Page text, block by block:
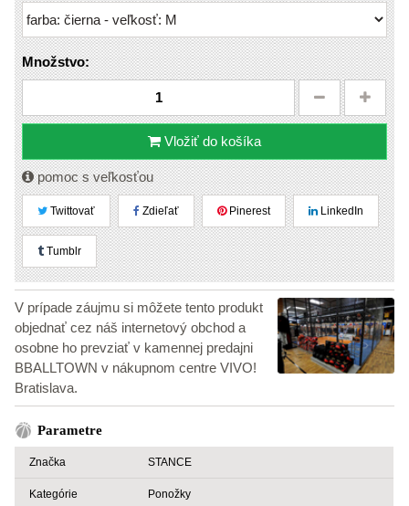
Množstvo:
Vložiť do košíka
pomoc s veľkosťou
Twittovať Zdieľať Pinerest LinkedIn
Tumblr
V prípade záujmu si môžete tento produkt
objednať cez náš internetový obchod a
osobne ho prevziať v kamennej predajni
BBALLTOWN v nákupnom centre VIVO!
Bratislava.
Parametre
Značka STANCE
Kategórie Ponožky